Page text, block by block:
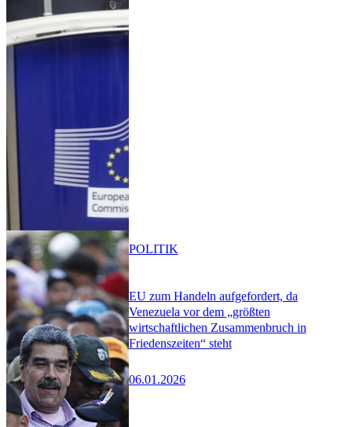
EU zum Handeln aufgefordert, da
Venezuela vor dem „größten
wirtschaftlichen Zusammenbruch in
Friedenszeiten“ steht
06.01.2026
POLITIK